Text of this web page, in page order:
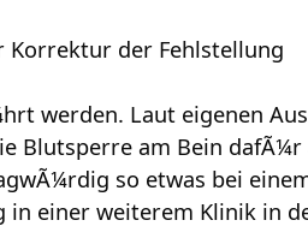
Korrektur der Fehlstellung
werden. Laut eigenen
Blutsperre am Bein dafÃ¼r
so etwas bei
einer weiterem Klinik in